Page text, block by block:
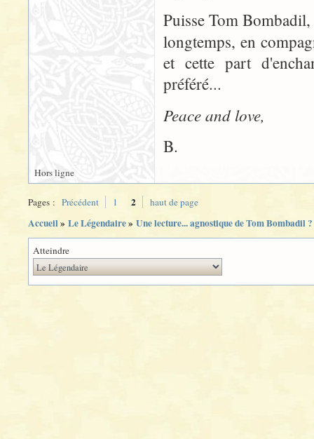
Puisse Tom
longtemps, en
et cette part
préféré...
Peace and love,
B.
Hors ligne
Pages : Précédent 1 2 haut de page
Accueil» Le Légendaire» Une lecture... agnostique de Tom Bombadil ?
Atteindre